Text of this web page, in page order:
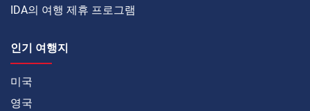
IDA의 여행 제휴 프로그램
인기 여행지
미국
영국